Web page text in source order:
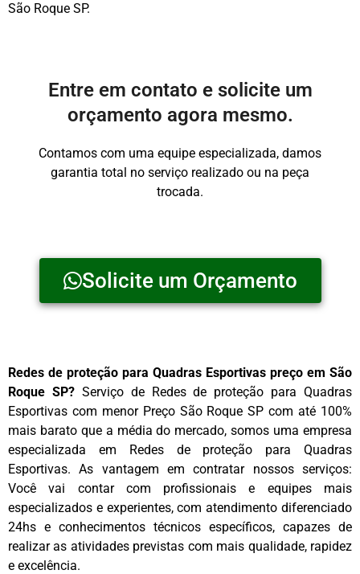
São Roque SP.
Entre em contato e solicite um
orçamento agora mesmo.
Contamos com uma equipe especializada, damos
garantia total no serviço realizado ou na peça
trocada.
Solicite um Orçamento
Redes de proteção para Quadras Esportivas preço em São
Roque SP? Serviço de Redes de proteção para Quadras
Esportivas com menor Preço São Roque SP com até 100%
mais barato que a média do mercado, somos uma empresa
especializada em Redes de proteção para Quadras
Esportivas. As vantagem em contratar nossos serviços:
Você vai contar com profissionais e equipes mais
especializados e experientes, com atendimento diferenciado
24hs e conhecimentos técnicos específicos, capazes de
realizar as atividades previstas com mais qualidade, rapidez
e excelência.